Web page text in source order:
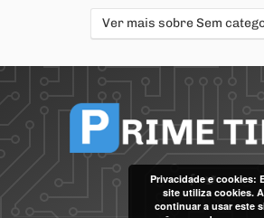
Ver mais sobre Sem
Privacidade e cookies:
site utiliza cookies.
continuar a usar este